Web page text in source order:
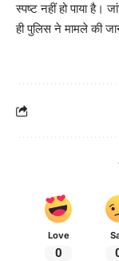
स्पष्ट नहीं हो पाया है।
ही पुलिस ने मामले की
Love
0